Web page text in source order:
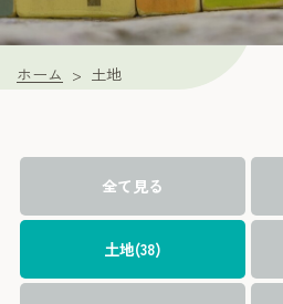
ホーム 土地
全て見る
土地(38)